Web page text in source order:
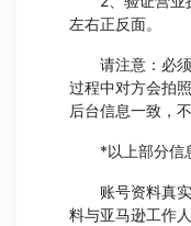
左右正反面。
请注意：必须
过程中对方会拍
后台信息一致，
*以上部分信
账号资料真实
料与亚马逊工作